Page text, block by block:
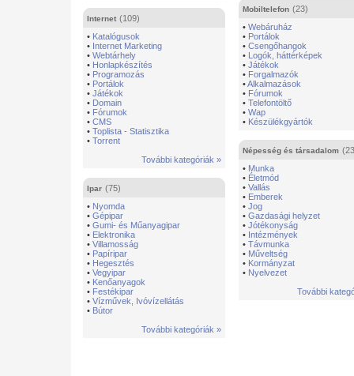
Internet (109)
• Katalógusok
• Internet Marketing
• Webtárhely
• Honlapkészítés
• Programozás
• Portálok
• Játékok
• Domain
• Fórumok
• CMS
• Toplista - Statisztika
• Torrent
További kategóriák »
Ipar (75)
• Nyomda
• Gépipar
• Gumi- és Műanyagipar
• Elektronika
• Villamosság
• Papíripar
• Hegesztés
• Vegyipar
• Kenőanyagok
• Festékipar
• Vízművek, Ivóvízellátás
• Bútor
További kategóriák »
Mobiltelefon (23)
• Webáruház
• Portálok
• Csengőhangok
• Logók, háttérképek
• Játékok
• Forgalmazók
•Alkalmazások
• Fórumok
• Telefontöltő
• Wap
• Készülékgyártók
Népesség és társadalom
• Munka
• Életmód
• Vallás
• Emberek
• Jog
• Gazdasági helyzet
• Jótékonyság
• Intézmények
• Távmunka
• Műveltség
• Kormányzat
• Nyelvezet
További